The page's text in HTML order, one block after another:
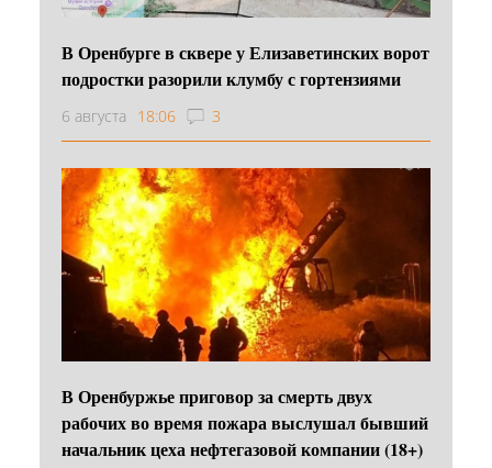
В Оренбурге в сквере у Елизаветинских ворот
подростки разорили клумбу с гортензиями
6 августа 18:06 3
В Оренбуржье приговор за смерть двух
рабочих во время пожара выслушал бывший
начальник цеха нефтегазовой компании (18+)